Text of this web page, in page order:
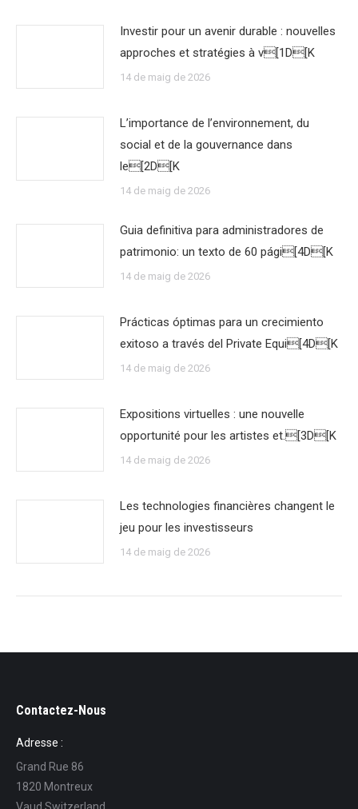
Investir pour un avenir durable : nouvelles
approches et stratégies à v[1D[K
14 de maig de 2026
L’importance de l’environnement, du
social et de la gouvernance dans
le[2D[K
14 de maig de 2026
Guia definitiva para administradores de
patrimonio: un texto de 60 pági[4D[K
14 de maig de 2026
Prácticas óptimas para un crecimiento
exitoso a través del Private Equi[4D[K
14 de maig de 2026
Expositions virtuelles : une nouvelle
opportunité pour les artistes et.[3D[K
14 de maig de 2026
Les technologies financières changent le
jeu pour les investisseurs
14 de maig de 2026
Contactez-Nous
Adresse :
Grand Rue 86
1820 Montreux